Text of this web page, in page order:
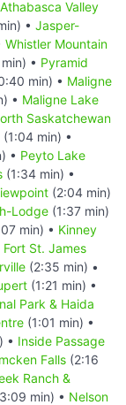
Athabasca Valley
• Jasper-
Whistler Mountain
• Pyramid
min) • Maligne
• Maligne Lake
Saskatchewan
(1:04 min) •
• Peyto Lake
(1:34 min) •
(2:04 min)
Lodge (1:37 min)
min) • Kinney
Fort St. James
(2:35 min) •
(1:21 min) •
Park & Haida
(1:01 min) •
• Inside Passage
Falls (2:16
Ranch &
min) • Nelson